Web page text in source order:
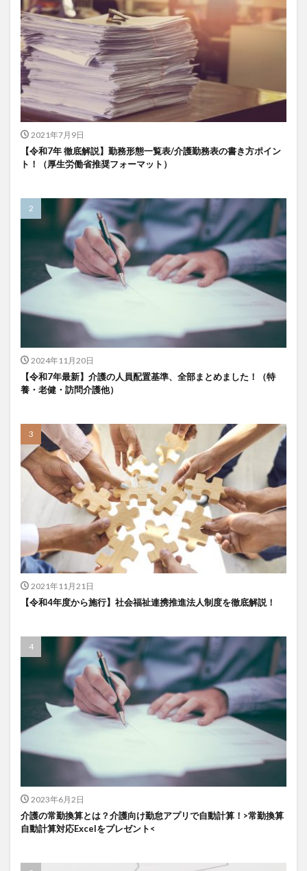
2021年7月9日
【令和7年 徹底解説】勤務形態一覧表/介護勤務表の書き方ポイン
ト！（厚生労働省推奨フォーマット）
2024年11月20日
【令和7年最新】介護の人員配置基準、全部まとめました！（特
養・老健・訪問介護他）
2021年11月21日
【令和4年度から施行】社会福祉連携推進法人制度を徹底解説！
2023年6月2日
介護の常勤換算とは？介護向け勤怠アプリで自動計算！>常勤換算
自動計算対応Excelをプレゼント<